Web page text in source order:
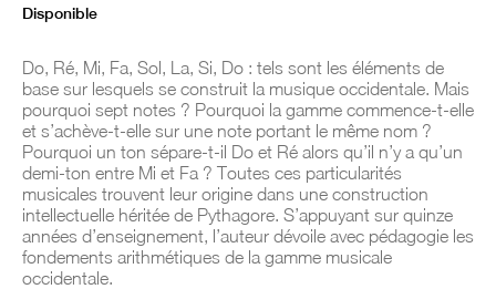
Disponible
Do, Ré, Mi, Fa, Sol, La, Si, Do : tels sont les éléments de
base sur lesquels se construit la musique occidentale. Mais
pourquoi sept notes ? Pourquoi la gamme commence-t-elle
et s’achève-t-elle sur une note portant le même nom ?
Pourquoi un ton sépare-t-il Do et Ré alors qu’il n’y a qu’un
demi-ton entre Mi et Fa ? Toutes ces particularités
musicales trouvent leur origine dans une construction
intellectuelle héritée de Pythagore. S’appuyant sur quinze
années d’enseignement, l’auteur dévoile avec pédagogie les
fondements arithmétiques de la gamme musicale
occidentale.